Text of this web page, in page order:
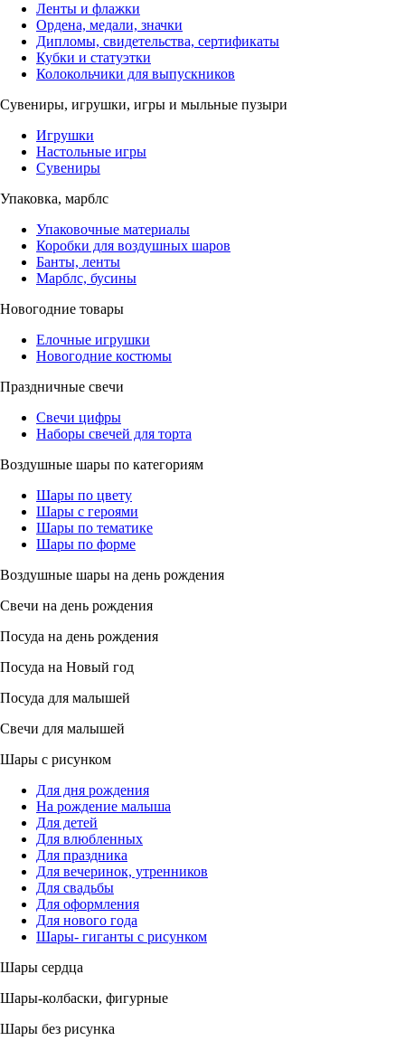
Ленты и флажки
Ордена, медали, значки
Дипломы, свидетельства, сертификаты
Кубки и статуэтки
Колокольчики для выпускников
Сувениры, игрушки, игры и мыльные пузыри
Игрушки
Настольные игры
Сувениры
Упаковка, марблс
Упаковочные материалы
Коробки для воздушных шаров
Банты, ленты
Марблс, бусины
Новогодние товары
Елочные игрушки
Новогодние костюмы
Праздничные свечи
Свечи цифры
Наборы свечей для торта
Воздушные шары по категориям
Шары по цвету
Шары с героями
Шары по тематике
Шары по форме
Воздушные шары на день рождения
Свечи на день рождения
Посуда на день рождения
Посуда на Новый год
Посуда для малышей
Свечи для малышей
Шары с рисунком
Для дня рождения
На рождение малыша
Для детей
Для влюбленных
Для праздника
Для вечеринок, утренников
Для свадьбы
Для оформления
Для нового года
Шары- гиганты с рисунком
Шары сердца
Шары-колбаски, фигурные
Шары без рисунка